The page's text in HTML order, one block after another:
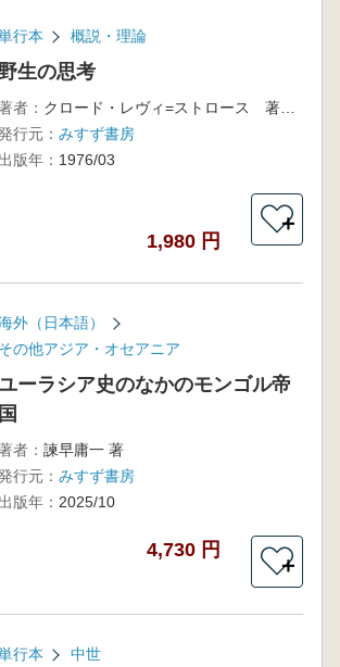
行本 概説・理論
生の思考
者：
クロード・レヴィ=ストロース 著 大橋保男 訳
行元： みすず書房
出版年： 1976/03
1,980 円
＋
外（日本語）
その他アジア・オセアニア
ーラシア史のなかのモンゴル帝
国
者： 諫早庸一 著
行元： みすず書房
出版年： 2025/10
4,730 円
＋
行本 中世